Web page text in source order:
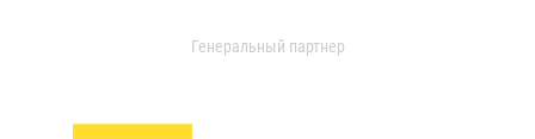
Генеральный партнер